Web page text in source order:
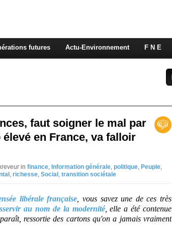
futures Actu-Environnement F N E
faut soigner le mal par
en France, va falloir
in finance, Information générale, politique, Peuple,
, richesse, Social , transition sociétale
libérale française , vous savez une de ces très
au nom de la modernité, elle a été contenue
ressortie des cartons qu'on a jamais vraiment